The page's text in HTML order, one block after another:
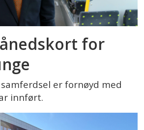
for
er fornøyd med
innført.